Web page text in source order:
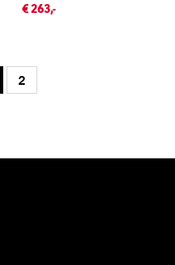
€ 263,-
2